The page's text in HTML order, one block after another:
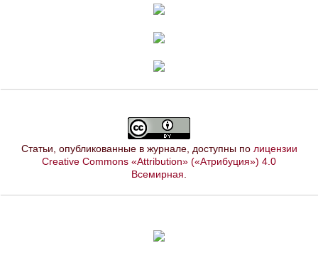
Статьи, опубликованные в журнале, доступны по лицензии
Creative Commons «Attribution» («Атрибуция») 4.0
Всемирная